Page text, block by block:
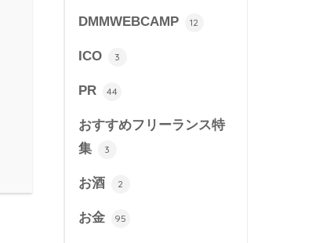
DMMWEBCAMP 12
ICO 3
PR 44
おすすめフリーランス特
集
3
お酒 2
お金 95